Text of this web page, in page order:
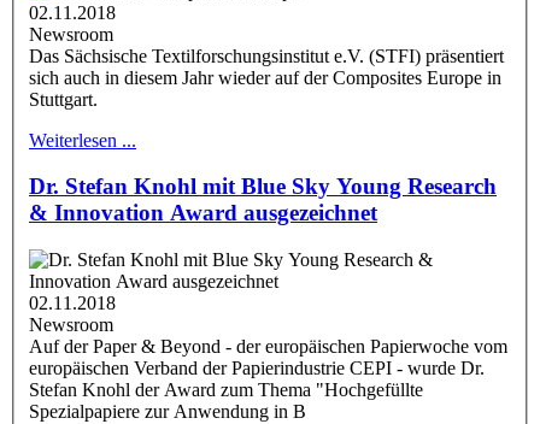
02.11.2018
Newsroom
Das Sächsische Textilforschungsinstitut e.V. (STFI) präsentiert
sich auch in diesem Jahr wieder auf der Composites Europe in
Stuttgart.
Weiterlesen ...
Dr. Stefan Knohl mit Blue Sky Young Research
& Innovation Award ausgezeichnet
02.11.2018
Newsroom
Auf der Paper & Beyond - der europäischen Papierwoche vom
europäischen Verband der Papierindustrie CEPI - wurde Dr.
Stefan Knohl der Award zum Thema "Hochgefüllte
Spezialpapiere zur Anwendung in B